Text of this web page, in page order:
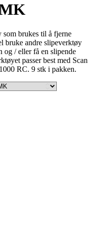
brukes til å fjerne
bruke andre slipeverktøy
og / eller få en slipende
passer best med Scan
RC. 9 stk i pakken.